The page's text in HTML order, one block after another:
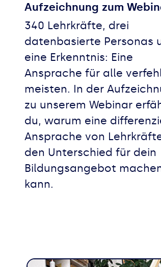
Aufzeichnung zum
340 Lehrkräfte, drei
datenbasierte Personas
eine Erkenntnis: Eine
Ansprache für alle
meisten. In der
zu unserem Webinar
du, warum eine
Ansprache von
den Unterschied für dein
Bildungsangebot
kann.